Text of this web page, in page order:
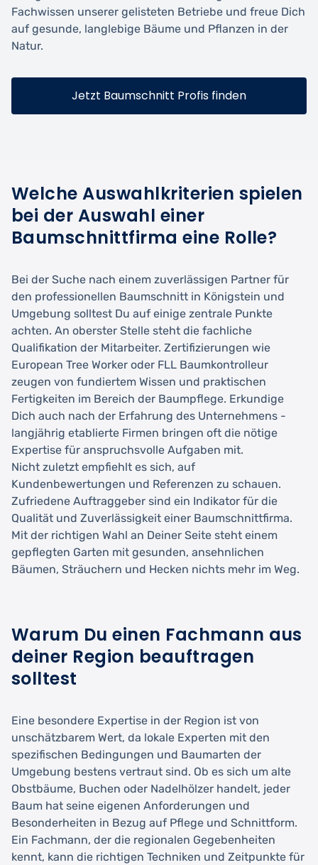
Fachwissen unserer gelisteten Betriebe und freue Dich
auf gesunde, langlebige Bäume und Pflanzen in der
Natur.
Jetzt Baumschnitt Profis finden
Welche Auswahlkriterien spielen
bei der Auswahl einer
Baumschnittfirma eine Rolle?
Bei der Suche nach einem zuverlässigen Partner für
den professionellen Baumschnitt in Königstein und
Umgebung solltest Du auf einige zentrale Punkte
achten. An oberster Stelle steht die fachliche
Qualifikation der Mitarbeiter. Zertifizierungen wie
European Tree Worker oder FLL Baumkontrolleur
zeugen von fundiertem Wissen und praktischen
Fertigkeiten im Bereich der Baumpflege. Erkundige
Dich auch nach der Erfahrung des Unternehmens -
langjährig etablierte Firmen bringen oft die nötige
Expertise für anspruchsvolle Aufgaben mit.
Nicht zuletzt empfiehlt es sich, auf
Kundenbewertungen und Referenzen zu schauen.
Zufriedene Auftraggeber sind ein Indikator für die
Qualität und Zuverlässigkeit einer Baumschnittfirma.
Mit der richtigen Wahl an Deiner Seite steht einem
gepflegten Garten mit gesunden, ansehnlichen
Bäumen, Sträuchern und Hecken nichts mehr im Weg.
Warum Du einen Fachmann aus
deiner Region beauftragen
solltest
Eine besondere Expertise in der Region ist von
unschätzbarem Wert, da lokale Experten mit den
spezifischen Bedingungen und Baumarten der
Umgebung bestens vertraut sind. Ob es sich um alte
Obstbäume, Buchen oder Nadelhölzer handelt, jeder
Baum hat seine eigenen Anforderungen und
Besonderheiten in Bezug auf Pflege und Schnittform.
Ein Fachmann, der die regionalen Gegebenheiten
kennt, kann die richtigen Techniken und Zeitpunkte für